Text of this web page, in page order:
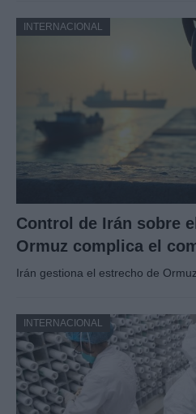
INTERNACIONAL
Control de Irán sobre
Ormuz complica el
Irán gestiona el estrecho de
INTERNACIONAL